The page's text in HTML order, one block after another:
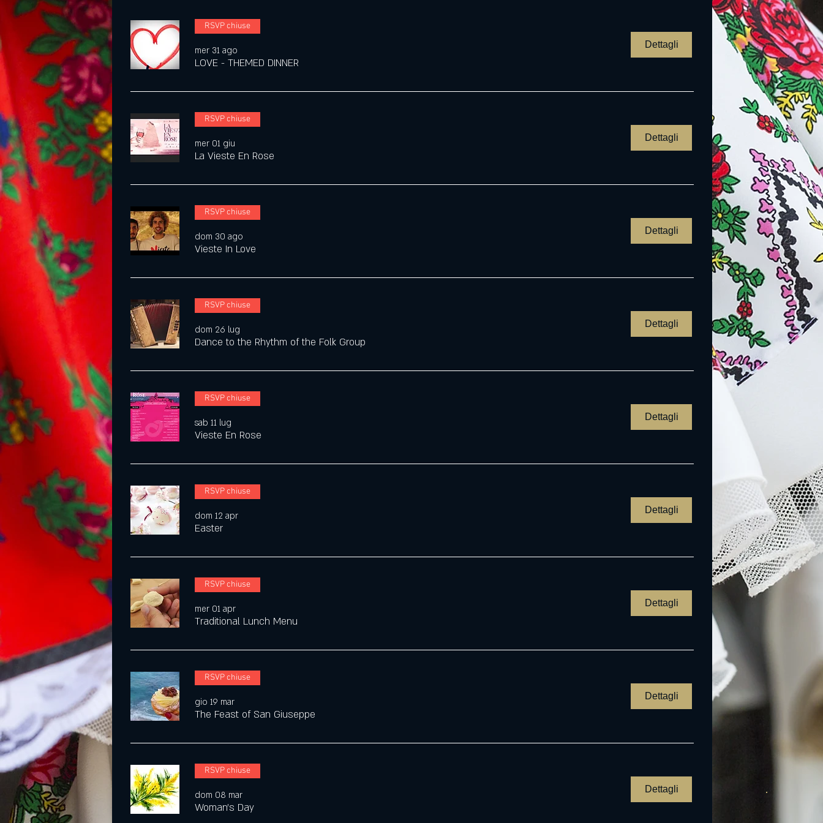
RSVP chiuse
mer 31 ago
LOVE - THEMED DINNER
Dettagli
RSVP chiuse
mer 01 giu
La Vieste En Rose
Dettagli
RSVP chiuse
dom 30 ago
Vieste In Love
Dettagli
RSVP chiuse
dom 26 lug
Dance to the Rhythm of the Folk Group
Dettagli
RSVP chiuse
sab 11 lug
Vieste En Rose
Dettagli
RSVP chiuse
dom 12 apr
Easter
Dettagli
RSVP chiuse
mer 01 apr
Traditional Lunch Menu
Dettagli
RSVP chiuse
gio 19 mar
The Feast of San Giuseppe
Dettagli
RSVP chiuse
dom 08 mar
Woman's Day
Dettagli